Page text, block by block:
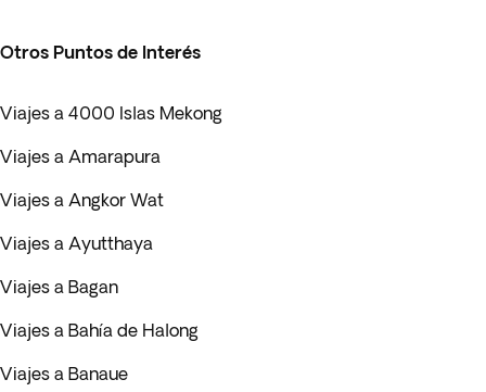
Otros Puntos de Interés
Viajes a 4000 Islas Mekong
Viajes a Amarapura
Viajes a Angkor Wat
Viajes a Ayutthaya
Viajes a Bagan
Viajes a Bahía de Halong
Viajes a Banaue